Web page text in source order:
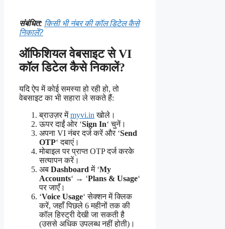
संबंधित: किसी भी नंबर की कॉल डिटेल कैसे
निकालें?
ऑफिशियल वेबसाइट से VI
कॉल डिटेल कैसे निकालें?
यदि ऐप में कोई समस्या हो रही हो, तो
वेबसाइट का भी सहारा ले सकते हैं:
ब्राउज़र मेंmyvi.in खोले।
ऊपर दाईं ओर ‘Sign In‘ चुनें।
अपना VI नंबर दर्ज करें और ‘Send
OTP‘ दबाएं।
मोबाइल पर प्राप्त OTP दर्ज करके
सत्यापन करें।
अब Dashboard में ‘My
Accounts‘ → ‘Plans & Usage‘
पर जाएँ।
‘Voice Usage‘ सेक्शन में क्लिक
करें, जहाँ पिछले 6 महीनों तक की
कॉल हिस्ट्री देखी जा सकती है
(उससे अधिक उपलब्ध नहीं होती)।